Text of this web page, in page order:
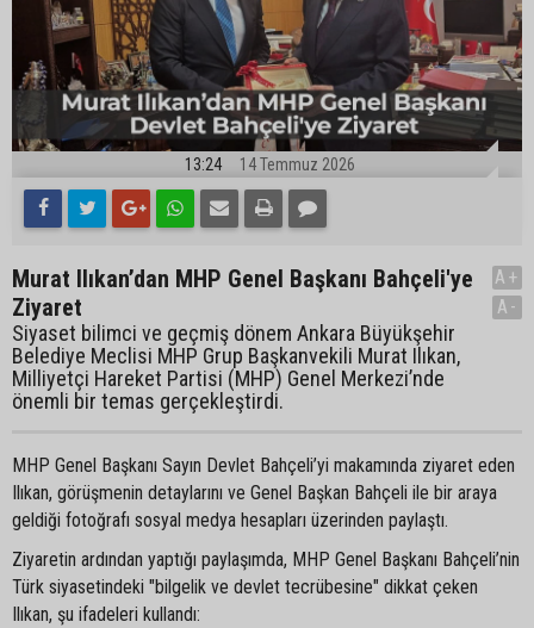
13:24 14 Temmuz 2026
Murat Ilıkan’dan MHP Genel Başkanı Bahçeli'ye
Ziyaret
Siyaset bilimci ve geçmiş dönem Ankara Büyükşehir
Belediye Meclisi MHP Grup Başkanvekili Murat Ilıkan,
Milliyetçi Hareket Partisi (MHP) Genel Merkezi’nde
önemli bir temas gerçekleştirdi.
A+
A-
MHP Genel Başkanı Sayın Devlet Bahçeli’yi makamında ziyaret eden
Ilıkan, görüşmenin detaylarını ve Genel Başkan Bahçeli ile bir araya
geldiği fotoğrafı sosyal medya hesapları üzerinden paylaştı.
Ziyaretin ardından yaptığı paylaşımda, MHP Genel Başkanı Bahçeli’nin
Türk siyasetindeki "bilgelik ve devlet tecrübesine" dikkat çeken
Ilıkan, şu ifadeleri kullandı: